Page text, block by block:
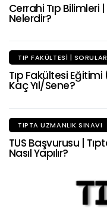
Cerrahi Tıp Bilimleri
Nelerdir?
TIP FAKÜLTESI |
Tıp Fakültesi Eğitimi
Kaç Yıl/Sene?
TIPTA UZMANLIK SINAVI
TUS Başvurusu |
Nasıl Yapılır?